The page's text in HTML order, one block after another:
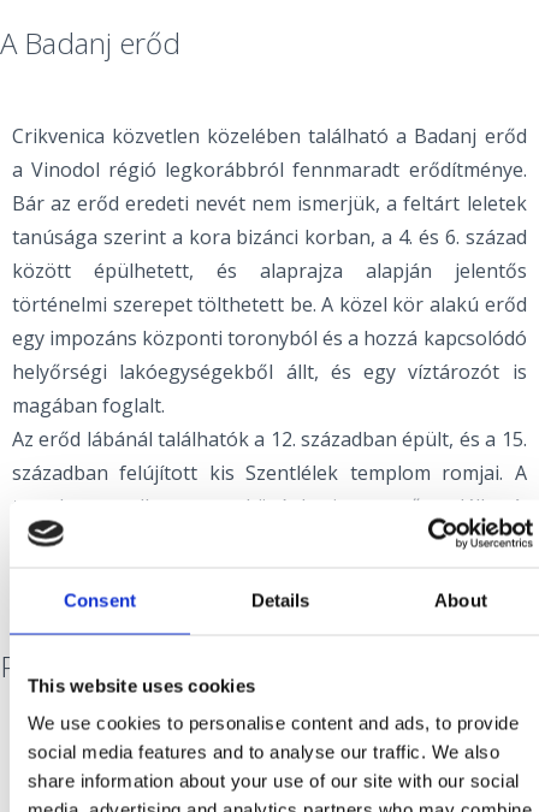
Consent Details About
This website uses cookies
We use cookies to personalise content and ads, to provide
social media features and to analyse our traffic. We also
share information about your use of our site with our social
A Badanj erőd
Crikvenica közvetlen közelében található a Badanj erőd
a Vinodol régió legkorábbról fennmaradt erődítménye.
Bár az erőd eredeti nevét nem ismerjük, a feltárt leletek
tanúsága szerint a kora bizánci korban, a 4. és 6. század
között épülhetett, és alaprajza alapján jelentős
történelmi szerepet tölthetett be. A közel kör alakú erőd
egy impozáns központi toronyból és a hozzá kapcsolódó
helyőrségi lakóegységekből állt, és egy víztározót is
magában foglalt.
Az erőd lábánál találhatók a 12. században épült, és a 15.
században felújított kis Szentlélek templom romjai. A
templom mellett egy középkori temető található,
amelyet a Gorica domb oldalán fekvő Stranče falu régi
Pod veli kamik
Az 1890-ben épült édesvíz-forrás volt a régió első
vízellátó rendszere, amely biztosította az ivóvíz ellátást a